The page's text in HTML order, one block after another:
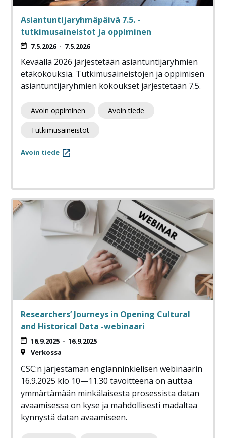
Asiantuntijaryhmäpäivä 7.5. -
tutkimusaineistot ja oppiminen
7.5.2026- 7.5.2026
Keväällä 2026 järjestetään asiantuntijaryhmien
etäkokouksia. Tutkimusaineistojen ja oppimisen
asiantuntijaryhmien kokoukset järjestetään 7.5.
Avoin oppiminen Avoin tiede
Tutkimusaineistot
Avoin tiede
Researchers’ Journeys in Opening Cultural
and Historical Data -webinaari
16.9.2025 - 16.9.2025
Verkossa
CSC:n järjestämän englanninkielisen webinaarin
16.9.2025 klo 10—11.30 tavoitteena on auttaa
ymmärtämään minkälaisesta prosessista datan
avaamisessa on kyse ja mahdollisesti madaltaa
kynnystä datan avaamiseen.